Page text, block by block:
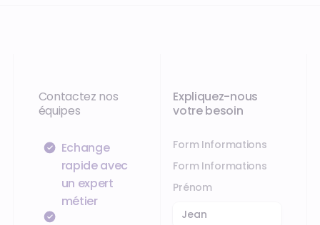
Contactez nos
équipes
Échange
rapide avec
un expert
métier
Expliquez-nous
votre besoin
Form Informations
Form Informations
Prénom